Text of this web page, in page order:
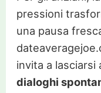
pressioni
una pausa
invita a lasciarsi
dialoghi